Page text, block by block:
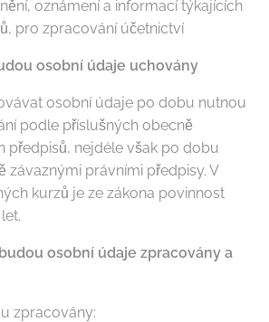
oznámení a informací týkajících
pro zpracování účetnictví
osobní údaje uchovány
osobní údaje po dobu nutnou
podle příslušných obecně
předpisů, nejdéle však po dobu
závaznými právními předpisy. V
kurzů je ze zákona povinnost
osobní údaje zpracovány a
zpracovány: